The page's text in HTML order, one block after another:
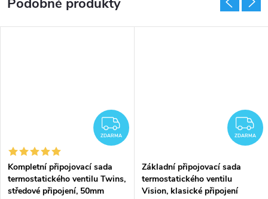
ZDARMA
ZDARMA
Kompletní připojovací sada
termostatického ventilu Twins,
středové připojení, 50mm
ZDARMA
Základní připojovací sada
termostatického ventilu
Vision, klasické připojení